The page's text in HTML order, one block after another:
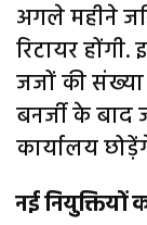
अगले महीने
रिटायर
जजों की संख्या
बनर्जी के बाद
कार्यालय
नई नियुक्तियों